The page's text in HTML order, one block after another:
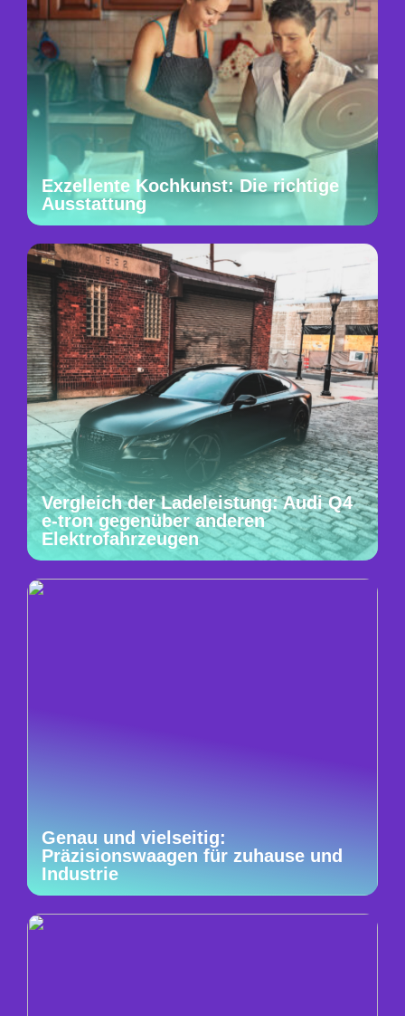
Exzellente Kochkunst: Die richtige
Ausstattung
Vergleich der Ladeleistung: Audi Q4
e-tron gegenüber anderen
Elektrofahrzeugen
Genau und vielseitig:
Präzisionswaagen für zuhause und
Industrie